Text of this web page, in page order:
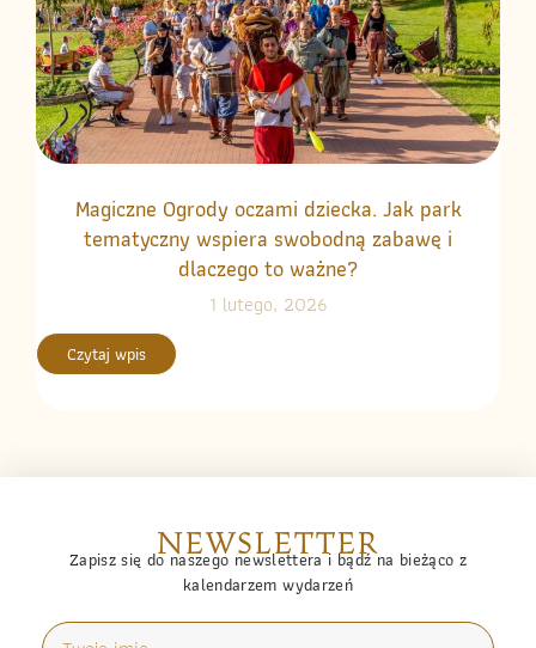
Magiczne Ogrody oczami dziecka. Jak park
tematyczny wspiera swobodną zabawę i
dlaczego to ważne?
1 lutego, 2026
Czytaj wpis
NEWSLETTER
Zapisz się do naszego newslettera i bądź na bieżąco z
kalendarzem wydarzeń